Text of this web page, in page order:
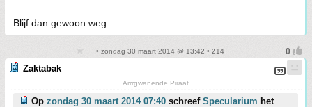
Blijf dan gewoon weg.
• zondag 30 maart 2014 @ 13:42 • 214
Zaktabak
Arrrgwanende Piraat
Op zondag 30 maart 2014 07:40 schreef Specularium het